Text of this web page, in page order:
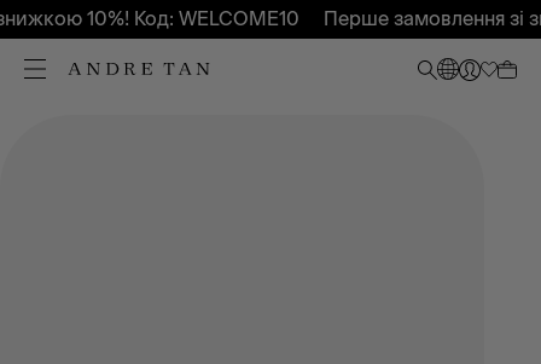
10%! Код: WELCOME10 Перше замовлення зі